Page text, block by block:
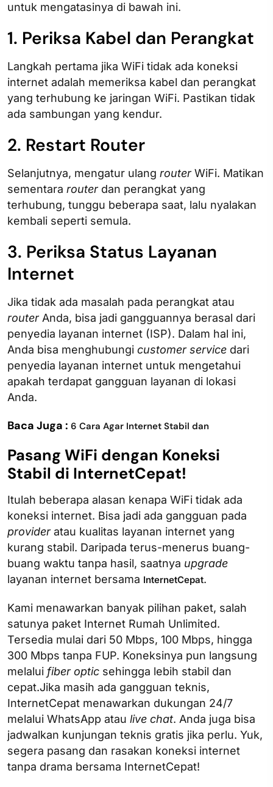
untuk mengatasinya di bawah ini.
1. Periksa Kabel dan Perangkat
Langkah pertama jika WiFi tidak ada koneksi
internet adalah memeriksa kabel dan perangkat
yang terhubung ke jaringan WiFi. Pastikan tidak
ada sambungan yang kendur.
2. Restart Router
Selanjutnya, mengatur ulang routerWiFi. Matikan
sementara router dan perangkat yang
terhubung, tunggu beberapa saat, lalu nyalakan
kembali seperti semula.
3. Periksa Status Layanan
Internet
Jika tidak ada masalah pada perangkat atau
router Anda, bisa jadi gangguannya berasal dari
penyedia layanan internet (ISP). Dalam hal ini,
Anda bisa menghubungi customer service dari
penyedia layanan internet untuk mengetahui
apakah terdapat gangguan layanan di lokasi
Anda.
Baca Juga : 6 Cara Agar Internet Stabil dan
Pasang WiFi dengan Koneksi
Stabil di InternetCepat!
Itulah beberapa alasan kenapa WiFi tidak ada
koneksi internet. Bisa jadi ada gangguan pada
provideratau kualitas layanan internet yang
kurang stabil. Daripada terus-menerus buang-
buang waktu tanpa hasil, saatnya upgrade
layanan internet bersama InternetCepat.
Kami menawarkan banyak pilihan paket, salah
satunya paket Internet Rumah Unlimited.
Tersedia mulai dari 50 Mbps, 100 Mbps, hingga
300 Mbps tanpa FUP. Koneksinya pun langsung
melalui fiber optic sehingga lebih stabil dan
cepat.Jika masih ada gangguan teknis,
InternetCepat menawarkan dukungan 24/7
melalui WhatsApp atau live chat. Anda juga bisa
jadwalkan kunjungan teknis gratis jika perlu. Yuk,
segera pasang dan rasakan koneksi internet
tanpa drama bersama InternetCepat!